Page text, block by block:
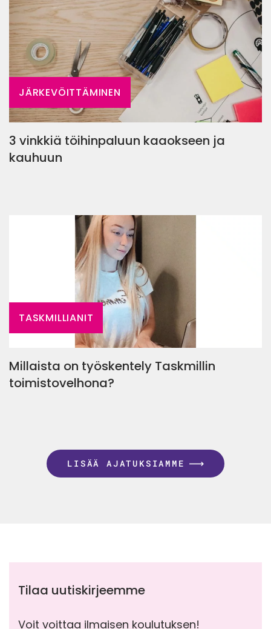
JÄRKEVÖITTÄMINEN
3 vinkkiä töihinpaluun kaaokseen ja
kauhuun
TASKMILLIANIT
Millaista on työskentely Taskmillin
toimistovelhona?
LISÄÄ AJATUKSIAMME
Tilaa uutiskirjeemme
Voit voittaa ilmaisen koulutuksen!